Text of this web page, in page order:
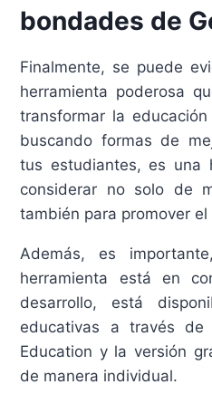
bondades de
Finalmente, se puede
herramienta poderosa
transformar la
buscando formas de
tus estudiantes, es una
considerar no solo de
también para promover
Además, es
herramienta está en
desarrollo, está
educativas a través de
Education y la versión
de manera individual.